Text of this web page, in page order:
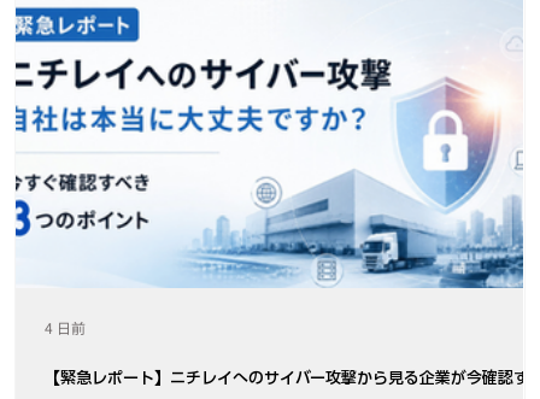
【緊急レポート】ニチレイへのサイバー攻撃から見る企業が今確認す
4 日前